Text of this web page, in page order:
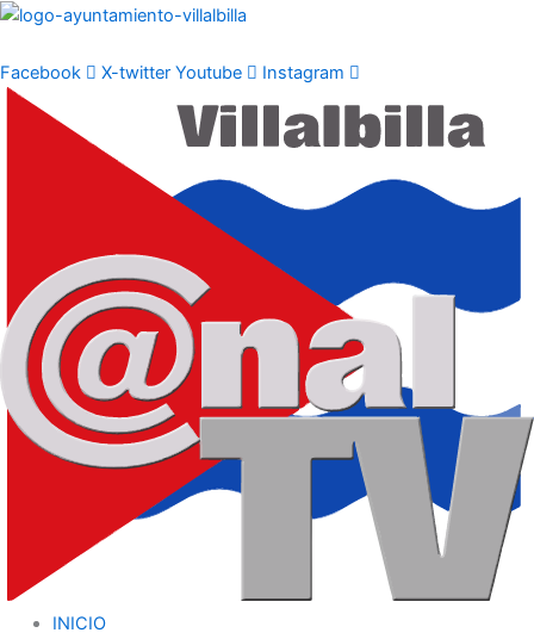
Ir
contenido
Facebook X-twitter Youtube Instagram
INICIO